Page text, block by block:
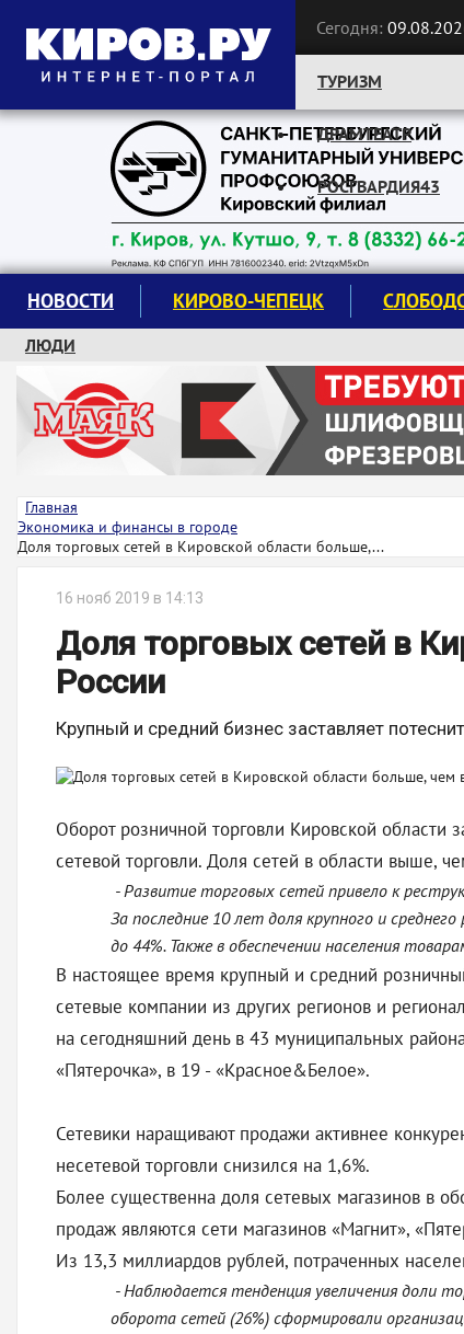
Сегодня:
Следите за новостями:
ТУРИЗМ
ДРАМТЕАТР
РОСГВАРДИЯ43
НОВОСТИ КИРОВО-ЧЕПЕЦК
ЛЮДИ
КРУЖКИ И СЕКЦИИ
ЗАВОДУ "МАЯК" 85 ЛЕТ
ЭКОЛОГИЯ
Главная
Экономика и финансы в городе
Доля торговых сетей в Кировской области больше,...
16 нояб 2019 в 14:13
Доля торговых сетей в
России
Крупный и средний бизнес заставляет
Оборот розничной торговли Кировской области
сетевой торговли. Доля сетей в области выше,
- Развитие торговых сетей привело к
За последние 10 лет доля крупного и
до 44%. Также в обеспечении населения
В настоящее время крупный и средний
сетевые компании из других регионов и
на сегодняшний день в 43 муниципальных
«Пятерочка», в 19 - «Красное&Белое».
Сетевики наращивают продажи активнее
несетевой торговли снизился на 1,6%.
Более существенна доля сетевых магазинов в
продаж являются сети магазинов «Магнит»,
Из 13,3 миллиардов рублей, потраченных
- Наблюдается тенденция увеличения доли
оборота сетей (26%) сформировали